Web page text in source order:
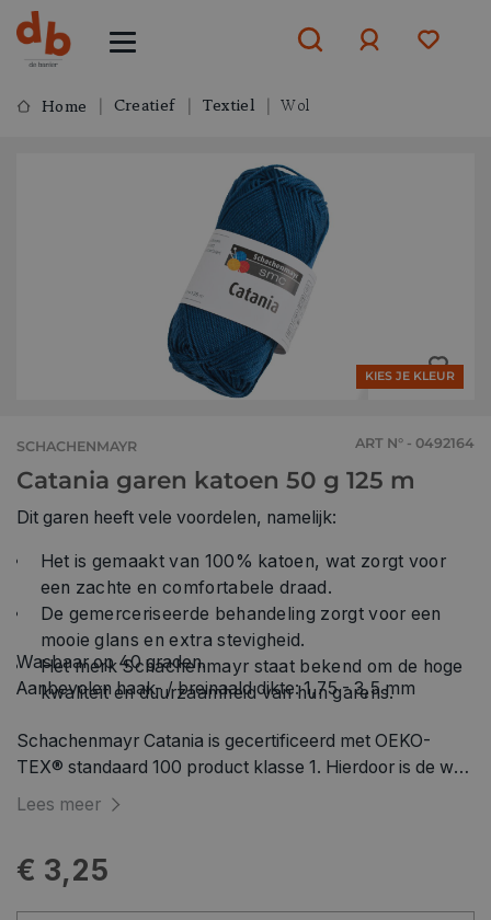
ofaanmelden
Home Creatief Textiel Wol
KIES JE KLEUR
SCHACHENMAYR ART N° - 0492164
Catania garen katoen 50 g 125 m
Dit garen heeft vele voordelen, namelijk:
Het is gemaakt van 100% katoen, wat zorgt voor
een zachte en comfortabele draad.
De gemerceriseerde behandeling zorgt voor een
mooie glans en extra stevigheid.
Het merk Schachenmayr staat bekend om de hoge
kwaliteit en duurzaamheid van hun garens.
Wasbaar op 40 graden.
Aanbevolen haak- / breinaald dikte: 1,75 - 3,5 mm
Schachenmayr Catania is gecertificeerd met OEKO-
TEX® standaard 100 product klasse 1. Hierdoor is de wol
geschikt voor textiel en speelgoed van textiel voor baby’s
Lees meer
€ 3,25